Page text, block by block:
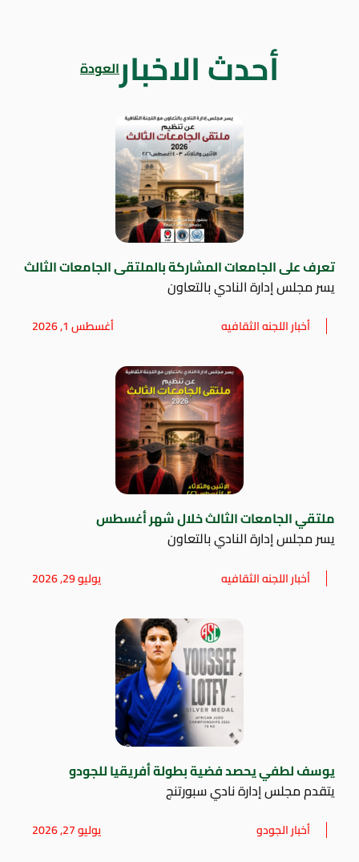
أحدث الاخبارالعودة
تعرف على الجامعات المشاركة بالملتقى الجامعات الثالث
يسر مجلس إدارة النادي بالتعاون
أخبار اللجنه الثقافيه أغسطس 1, 2026
ملتقي الجامعات الثالث خلال شهر أغسطس
يسر مجلس إدارة النادي بالتعاون
أخبار اللجنه الثقافيه يوليو 29, 2026
يوسف لطفي يحصد فضية بطولة أفريقيا للجودو
يتقدم مجلس إدارة نادي سبورتنج
أخبار الجودو يوليو 27, 2026